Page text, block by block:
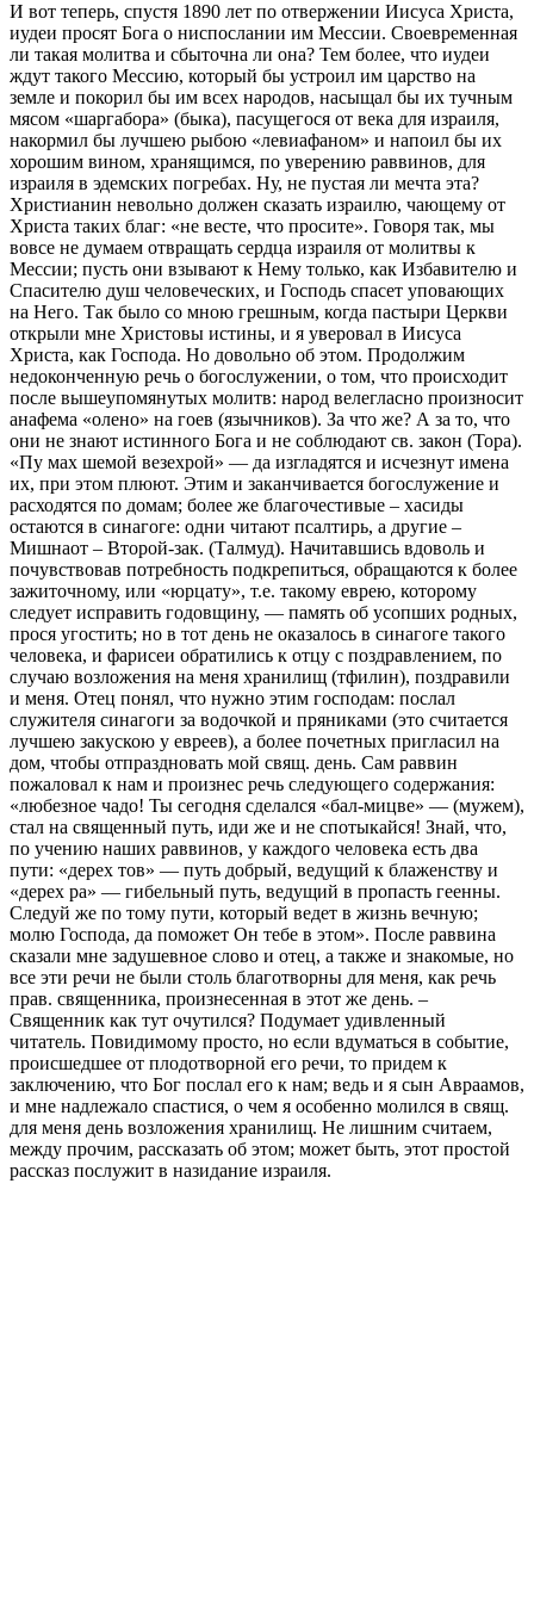
И вот теперь, спустя 1890 лет по отвержении Иисуса Христа,
иудеи просят Бога о ниспослании им Мессии. Своевременная
ли такая молитва и сбыточна ли она? Тем более, что иудеи
ждут такого Мессию, который бы устроил им царство на
земле и покорил бы им всех народов, насыщал бы их тучным
мясом «шаргабора» (быка), пасущегося от века для израиля,
накормил бы лучшею рыбою «левиафаном» и напоил бы их
хорошим вином, хранящимся, по уверению раввинов, для
израиля в эдемских погребах. Ну, не пустая ли мечта эта?
Христианин невольно должен сказать израилю, чающему от
Христа таких благ: «не весте, что просите». Говоря так, мы
вовсе не думаем отвращать сердца израиля от молитвы к
Мессии; пусть они взывают к Нему только, как Избавителю и
Спасителю душ человеческих, и Господь спасет уповающих
на Него. Так было со мною грешным, когда пастыри Церкви
открыли мне Христовы истины, и я уверовал в Иисуса
Христа, как Господа. Но довольно об этом. Продолжим
недоконченную речь о богослужении, о том, что происходит
после вышеупомянутых молитв: народ велегласно произносит
анафема «олено» на гоев (язычников). За что же? А за то, что
они не знают истинного Бога и не соблюдают св. закон (Тора).
«Пу мах шемой везехрой» — да изгладятся и исчезнут имена
их, при этом плюют. Этим и заканчивается богослужение и
расходятся по домам; более же благочестивые – хасиды
остаются в синагоге: одни читают псалтирь, а другие –
Мишнаот – Второй-зак. (Талмуд). Начитавшись вдоволь и
почувствовав потребность подкрепиться, обращаются к более
зажиточному, или «юрцату», т.е. такому еврею, которому
следует исправить годовщину, — память об усопших родных,
прося угостить; но в тот день не оказалось в синагоге такого
человека, и фарисеи обратились к отцу с поздравлением, по
случаю возложения на меня хранилищ (тфилин), поздравили
и меня. Отец понял, что нужно этим господам: послал
служителя синагоги за водочкой и пряниками (это считается
лучшею закускою у евреев), а более почетных пригласил на
дом, чтобы отпраздновать мой свящ. день. Сам раввин
пожаловал к нам и произнес речь следующего содержания:
«любезное чадо! Ты сегодня сделался «бал-мицве» — (мужем),
стал на священный путь, иди же и не спотыкайся! Знай, что,
по учению наших раввинов, у каждого человека есть два
пути: «дерех тов» — путь добрый, ведущий к блаженству и
«дерех ра» — гибельный путь, ведущий в пропасть геенны.
Следуй же по тому пути, который ведет в жизнь вечную;
молю Господа, да поможет Он тебе в этом». После раввина
сказали мне задушевное слово и отец, а также и знакомые, но
все эти речи не были столь благотворны для меня, как речь
прав. священника, произнесенная в этот же день. –
Священник как тут очутился? Подумает удивленный
читатель. Повидимому просто, но если вдуматься в событие,
происшедшее от плодотворной его речи, то придем к
заключению, что Бог послал его к нам; ведь и я сын Авраамов,
и мне надлежало спастися, о чем я особенно молился в свящ.
для меня день возложения хранилищ. Не лишним считаем,
между прочим, рассказать об этом; может быть, этот простой
рассказ послужит в назидание израиля.